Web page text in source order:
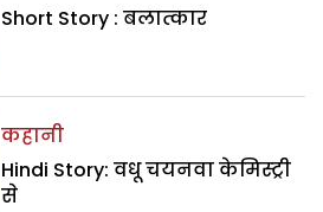
Short Story : बलात्कार
कहानी
Hindi Story: वधू चयनवा केमिस्ट्री
से